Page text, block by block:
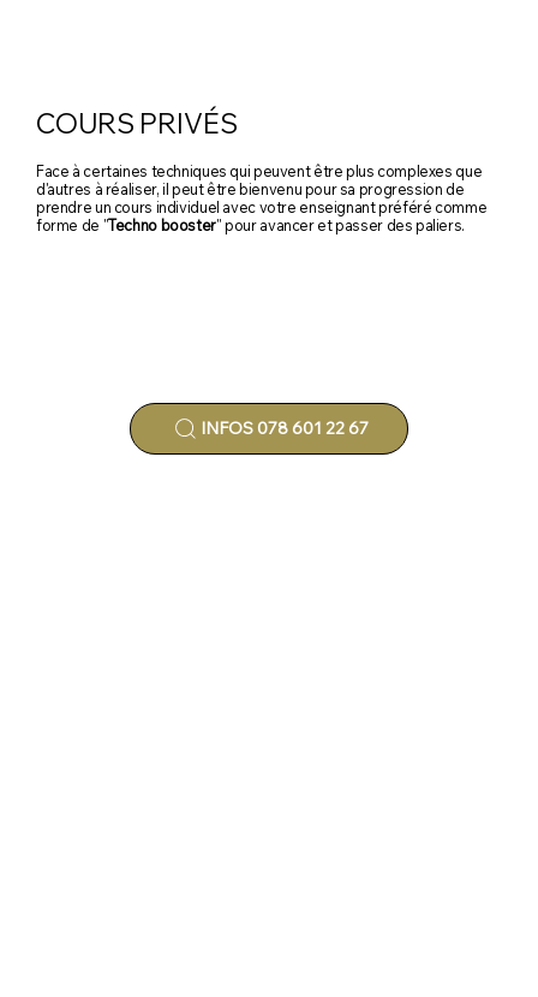
Face à certaines techniques qui peuvent être plus complexes que
d'autres à réaliser, il peut être bienvenu pour sa progression de
prendre un cours individuel avec votre enseignant préféré comme
forme de "Techno booster" pour avancer et passer des paliers.
COURS PRIVÉS
INFOS 078 601 22 67